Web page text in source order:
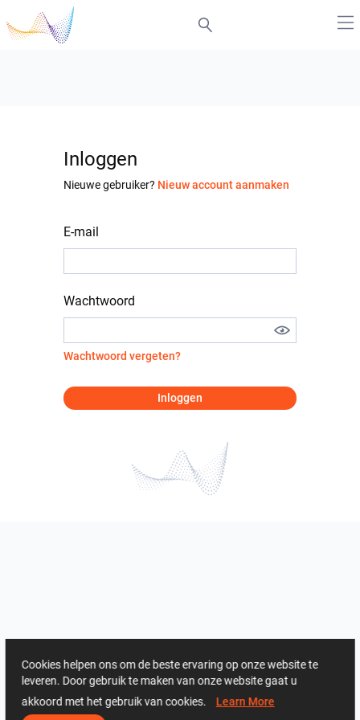
Inloggen
Nieuwe gebruiker? Nieuw account aanmaken
E-mail
Wachtwoord
Wachtwoord vergeten?
Inloggen
Cookies helpen ons om de beste ervaring op onze website te
leveren. Door gebruik te maken van onze website gaat u
akkoord met het gebruik van cookies. Learn More